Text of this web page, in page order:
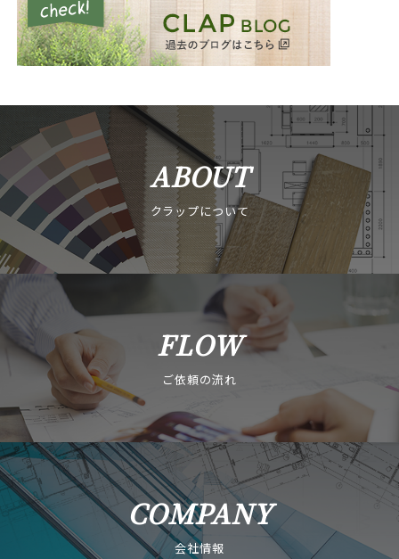
ABOUT
クラップについて
FLOW
ご依頼の流れ
COMPANY
会社情報